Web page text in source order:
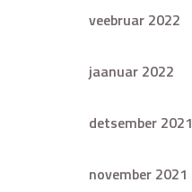
veebruar 2022
jaanuar 2022
detsember 2021
november 2021